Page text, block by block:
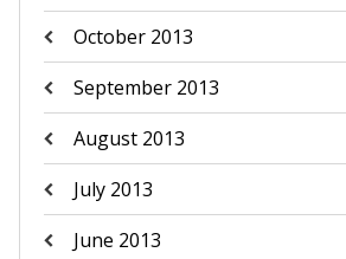
October 2013
September 2013
August 2013
July 2013
June 2013